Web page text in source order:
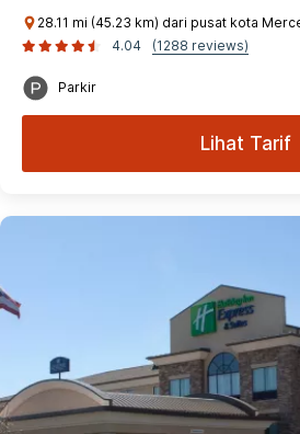
28.11 mi (45.23 km) dari pusat kota
4.04
(1288 reviews)
Parkir
Lihat Tarif